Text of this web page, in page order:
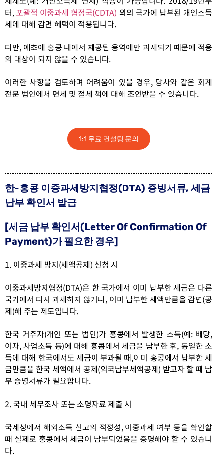
터,포괄적 이중과세 협정국(CDTA) 외의 국가에 납부된 개인소득
세에 대해 감면 혜택이 적용됩니다.
다만, 애초에 홍콩 내에서 제공된 용역에만 과세되기 때문에 적용
의 대상이 되지 않을 수 있습니다.
이러한 사항을 검토하며 어려움이 있을 경우, 당사와 같은 회계
전문 법인에서 면세 및 절세 책에 대해 조언받을 수 있습니다.
1:1 무료 컨설팅 문의
한-홍콩 이중과세방지협정(DTA) 증빙서류, 세금
납부 확인서 발급
[세금 납부 확인서(Letter Of Confirmation Of
Payment)가 필요한 경우]
1. 이중과세 방지(세액공제) 신청 시
이중과세방지협정(DTA)은 한 국가에서 이미 납부한 세금은 다른
국가에서 다시 과세하지 않거나, 이미 납부한 세액만큼을 감면(공
제)해 주는 제도입니다.
한국 거주자(개인 또는 법인)가 홍콩에서 발생한 소득(예: 배당,
이자, 사업소득 등)에 대해 홍콩에서 세금을 납부한 후, 동일한 소
득에 대해 한국에서도 세금이 부과될 때,이미 홍콩에서 납부한 세
금만큼을 한국 세액에서 공제(외국납부세액공제) 받고자 할 때 납
부 증명서류가 필요합니다.
2. 국내 세무조사 또는 소명자료 제출 시
국세청에서 해외소득 신고의 적정성, 이중과세 여부 등을 확인할
때 실제로 홍콩에서 세금이 납부되었음을 증명해야 할 수 있습니
다.